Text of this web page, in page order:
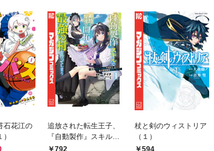
花江の
追放された転生王子、
『自動製作』スキルで
領地を爆速で開拓し最
792
杖と剣のウィストリア
（１）
594